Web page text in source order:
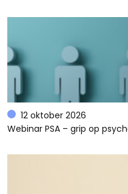
12 oktober 2026
Webinar PSA – grip op